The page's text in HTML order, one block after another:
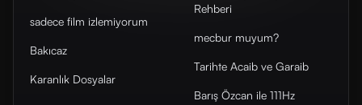
sadece film izlemiyorum
Bakıcaz
Karanlık Dosyalar
Rehberi
mecbur muyum?
Tarihte Acaib ve Garaib
Barış Özcan ile 111Hz